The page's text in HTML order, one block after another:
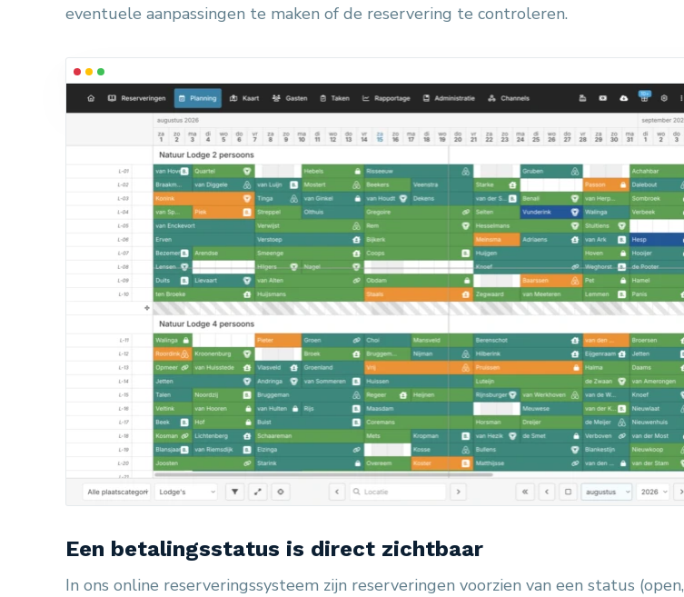
eventuele aanpassingen te maken of de reservering te controleren.
Een betalingsstatus is direct zichtbaar
In ons online reserveringssysteem zijn reserveringen voorzien van een status (open,